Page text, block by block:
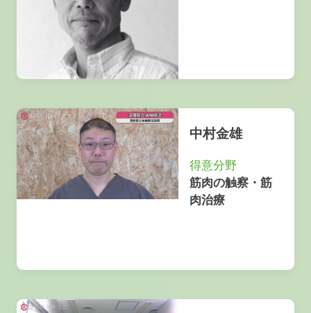
中村金雄
得意分野
筋肉の触察・筋
肉治療